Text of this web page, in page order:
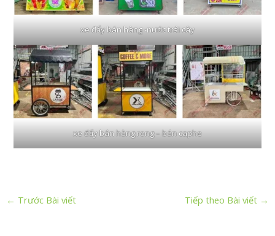
xe đẩy bán hàng -nước trái cây
xe đấy bán hàng rong – bán caphe
← Trước Bài viết Tiếp theo Bài viết →